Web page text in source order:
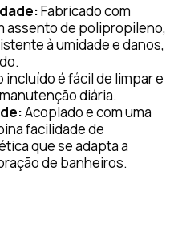
Fabricado com
assento de polipropileno,
à umidade e danos,
incluído é fácil de limpar e
diária.
Acoplado e com uma
facilidade de
que se adapta a
de banheiros.